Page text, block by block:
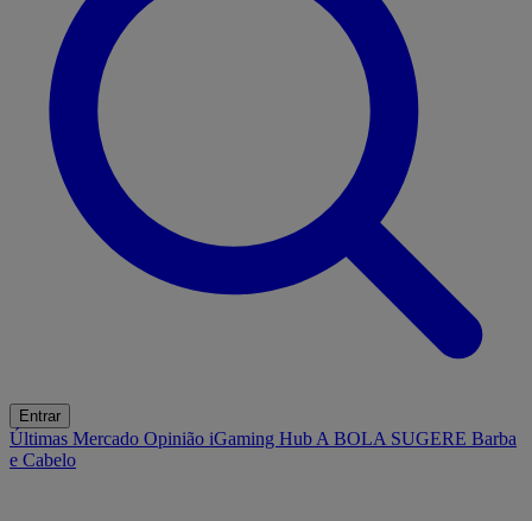
Entrar
Últimas Mercado Opinião iGaming Hub A BOLA SUGERE Barba
e Cabelo